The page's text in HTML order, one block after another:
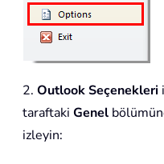
2. Outlook Seçenekleri
taraftaki Genel
izleyin: